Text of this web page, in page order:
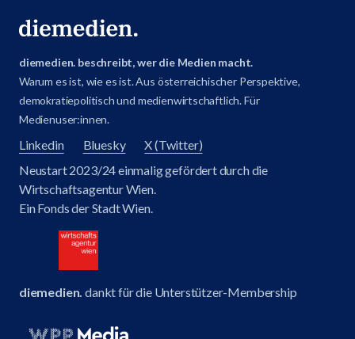
diemedien. beschreibt, wer die Medien macht.
Warum es ist, wie es ist. Aus österreichischer Perspektive,
demokratiepolitisch und medienwirtschaftlich. Für
Medienuser:innen.
Linkedin Bluesky
X (Twitter)
Neustart 2023/24 einmalig gefördert durch die
Wirtschaftsagentur Wien.
Ein Fonds der Stadt Wien.
diemedien. dankt für die Unterstützer-Membership